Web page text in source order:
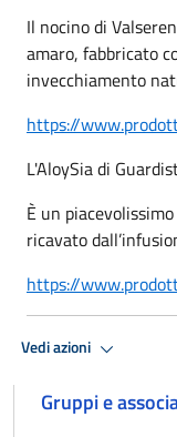
Il nocino di
amaro, fabbricato
invecchiamento
https://
L'AloySia di
È un
ricavato
https://
Vedi azioni
Gruppi e